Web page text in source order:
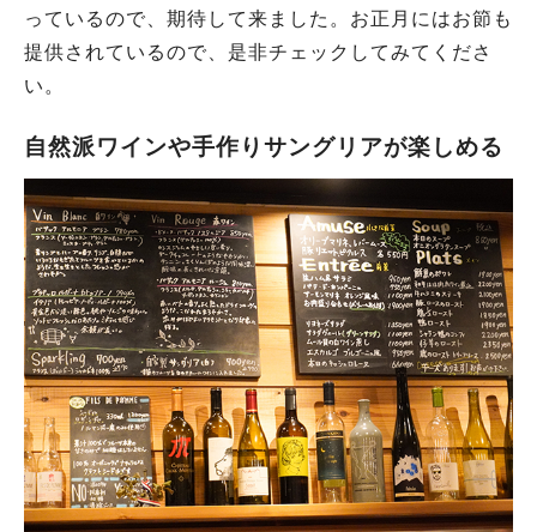
っているので、期待して来ました。お正月にはお節も
提供されているので、是非チェックしてみてくださ
い。
自然派ワインや手作りサングリアが楽しめる